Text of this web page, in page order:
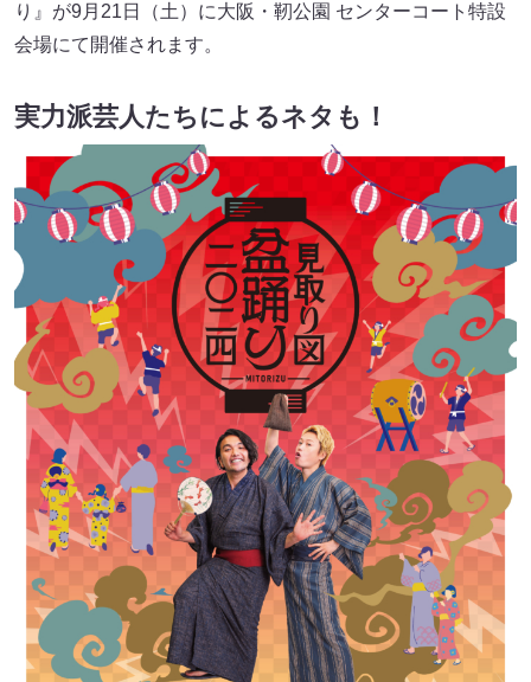
り』が9月21日（土）に大阪・靭公園 センターコート特設
会場にて開催されます。
実力派芸人たちによるネタも！